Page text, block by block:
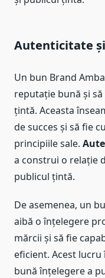
Autenticitate
Un bun Brand
reputație bună și
țintă. Aceasta
de succes și să fie
principiile sale.
a construi o relație
publicul țintă.
De asemenea, un
aibă o înțelegere
mărcii și să fie
eficient. Acest lucru
bună înțelegere a